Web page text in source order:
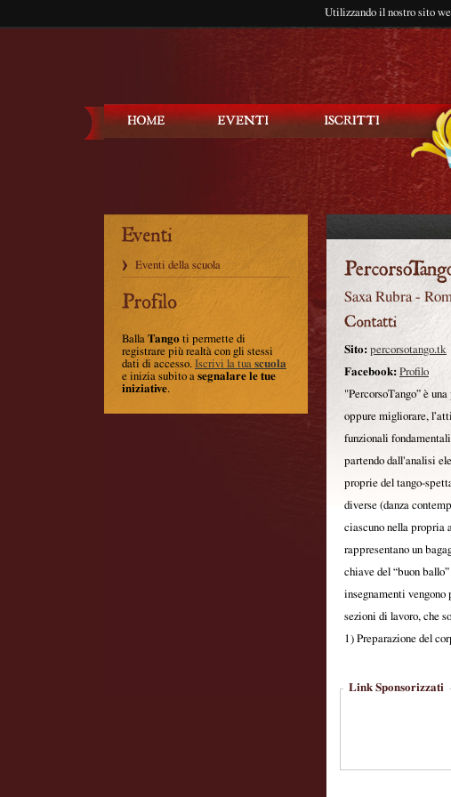
Utilizzando il nostro sito
Eventi della scuola
Balla Tango ti permette di
registrare più realtà con gli stessi
dati di accesso. Iscrivi la tua scuola
e inizia subito a segnalare le tue
iniziative.
Saxa Rubra -
Sito: percorsotango.tk
Facebook: Profilo
"PercorsoTango” è
oppure migliorare,
funzionali
partendo dall'analisi
proprie del tango-
diverse (danza
ciascuno nella propria
rappresentano un
chiave del “buon
insegnamenti
sezioni di lavoro, che
1) Preparazione del
Link Sponsorizzati